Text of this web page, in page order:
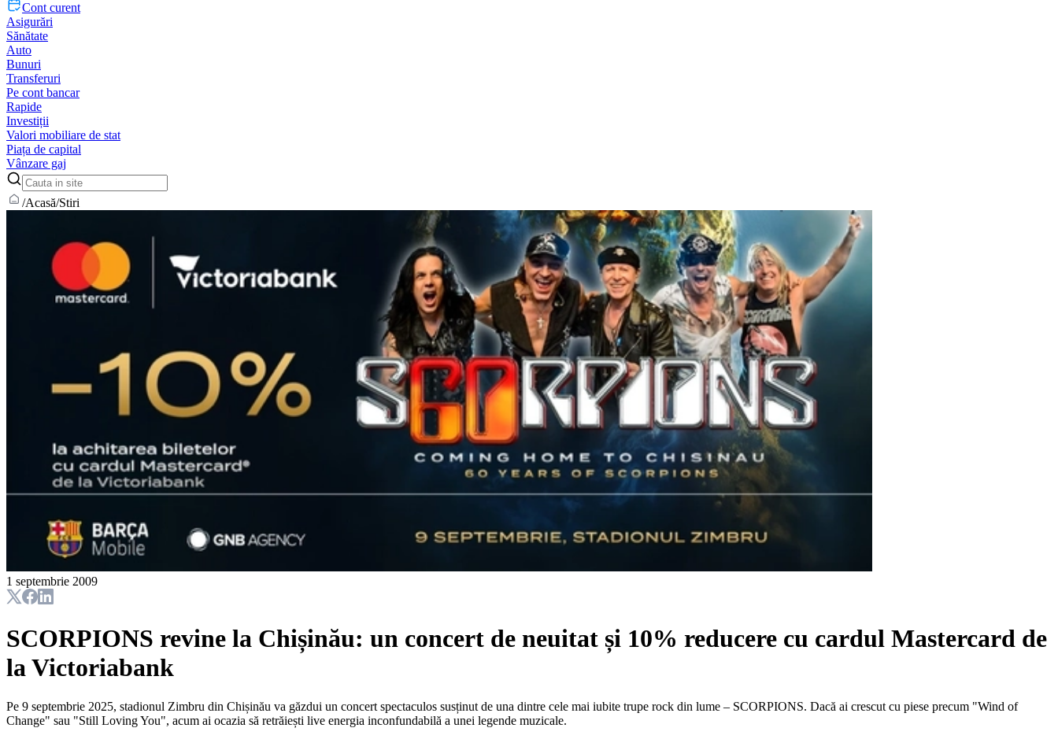
Cont curent
Asigurări
Sănătate
Auto
Bunuri
Transferuri
Pe cont bancar
Rapide
Investiții
Valori mobiliare de stat
Piața de capital
Vânzare gaj
/Acasă/Stiri
1 septembrie 2009
SCORPIONS revine la Chișinău: un concert de neuitat și 10% reducere cu cardul Mastercard de
la Victoriabank
Pe 9 septembrie 2025, stadionul Zimbru din Chișinău va găzdui un concert spectaculos susținut de una dintre cele mai iubite trupe rock din lume – SCORPIONS. Dacă ai crescut cu piese precum "Wind of
Change" sau "Still Loving You", acum ai ocazia să retrăiești live energia inconfundabilă a unei legende muzicale.